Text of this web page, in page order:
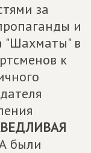
за
и
"Шахматы" в
к
были